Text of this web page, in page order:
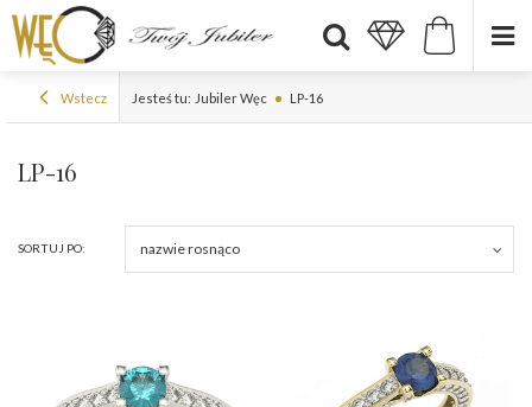
Wstecz Jesteś tu: Jubiler Węc LP-16
LP-16
SORTUJ PO: nazwie rosnąco